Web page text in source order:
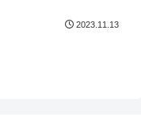
2023.11.13